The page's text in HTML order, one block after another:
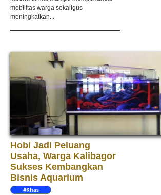
mobilitas warga sekaligus
meningkatkan...
Hobi Jadi Peluang
Usaha, Warga Kalibagor
Sukses Kembangkan
Bisnis Aquarium
#Khas